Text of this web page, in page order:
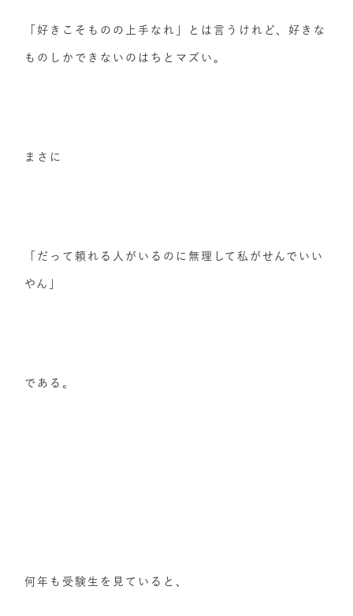
「好きこそものの上手なれ」とは言うけれど、好きな
ものしかできないのはちとマズい。
まさに
「だって頼れる人がいるのに無理して私がせんでいい
やん」
である。
何年も受験生を見ていると、